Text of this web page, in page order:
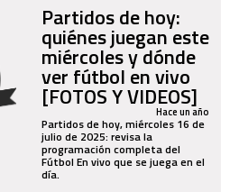
Partidos de hoy:
quiénes juegan este
miércoles y dónde
ver fútbol en vivo
[FOTOS Y VIDEOS]
Hace un año
Partidos de hoy, miércoles 16 de
julio de 2025: revisa la
programación completa del
Fútbol En vivo que se juega en el
día.